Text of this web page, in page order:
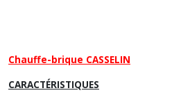
Chauffe-brique CASSELIN
CARACTÉRISTIQUES